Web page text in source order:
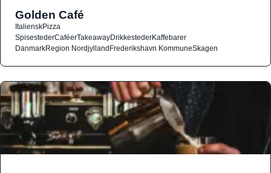
Golden Café
ItalienskPizza
SpisestederCaféerTakeawayDrikkestederKaffebarer
DanmarkRegion NordjyllandFrederikshavn KommuneSkagen